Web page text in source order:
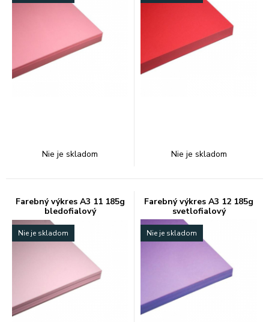
Nie je skladom Nie je skladom
Farebný výkres A3 11 185g
bledofialový
Nie je skladom
Farebný výkres A3 12 185g
svetlofialový
Nie je skladom